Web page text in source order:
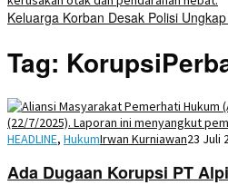
Keluarga Korban Desak Polisi
Tag:
HEADLINE, HukumIrwan Kurniawan23 Juli
Ada Dugaan Korupsi PT